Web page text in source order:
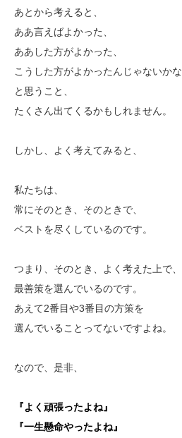
あとから考えると、
ああ言えばよかった、
ああした方がよかった、
こうした方がよかったんじゃないかな
と思うこと、
たくさん出てくるかもしれません。
しかし、よく考えてみると、
私たちは、
常にそのとき、そのときで、
ベストを尽くしているのです。
つまり、そのとき、よく考えた上で、
最善策を選んでいるのです。
あえて2番目や3番目の方策を
選んでいることってないですよね。
なので、是非、
『よく頑張ったよね』
『一生懸命やったよね』